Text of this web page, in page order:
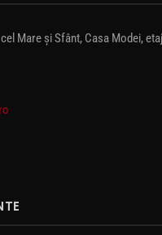
Mare și Sfânt, Casa Modei,